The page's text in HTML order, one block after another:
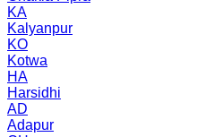
KA
Kalyanpur
KO
Kotwa
HA
Harsidhi
AD
Adapur